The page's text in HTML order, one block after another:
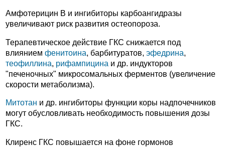
Амфотерицин В и ингибиторы карбоангидразы
увеличивают риск развития остеопороза.
Терапевтическое действие ГКС снижается под
влиянием фенитоина, барбитуратов, эфедрина,
теофиллина, рифампицина и др. индукторов
"печеночных" микросомальных ферментов (увеличение
скорости метаболизма).
Митотан и др. ингибиторы функции коры надпочечников
могут обусловливать необходимость повышения дозы
ГКС.
Клиренс ГКС повышается на фоне гормонов